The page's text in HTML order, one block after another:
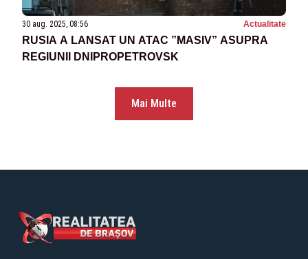
30 aug. 2025, 08:56 Actualitate
RUSIA A LANSAT UN ATAC ”MASIV” ASUPRA
REGIUNII DNIPROPETROVSK
Mai Multe